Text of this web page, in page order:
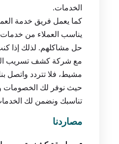
خدمات كشف تسربات
المياه. ومعرفة الأسعار
الخدمات.
كما يعمل فريق خدمة
يناسب العملاء من
حل مشاكلهم. لذلك إذا
مع شركة كشف تسريب
مشيط، فلا تتردد واتصل
تناسبك ونضمن لك